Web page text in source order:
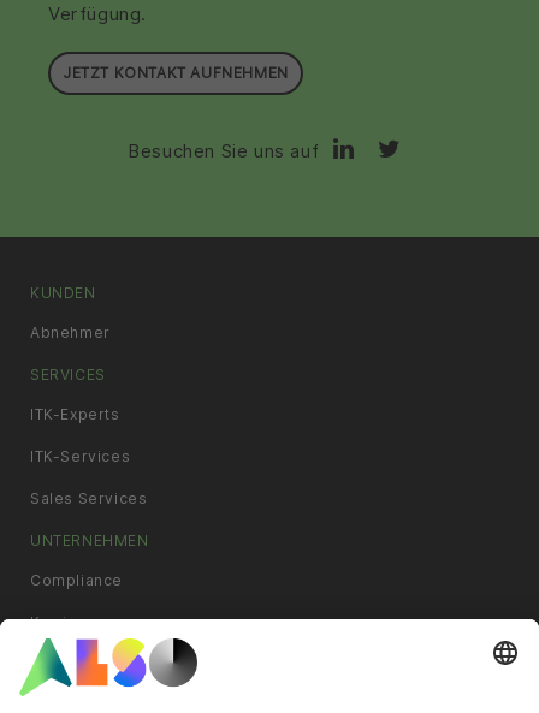
Verfügung.
JETZT KONTAKT AUFNEHMEN
Besuchen Sie uns auf
KUNDEN
Abnehmer
SERVICES
ITK-Experts
ITK-Services
Sales Services
UNTERNEHMEN
Compliance
Karriere
News & Pressemitteilungen